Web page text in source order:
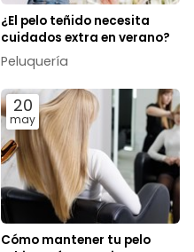
¿El pelo teñido necesita
cuidados extra en verano?
Peluquería
20
may
Cómo mantener tu pelo